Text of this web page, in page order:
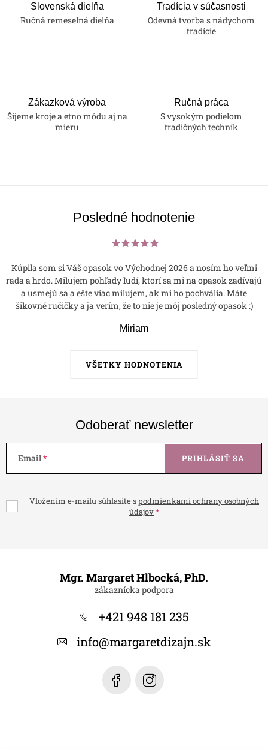
Slovenská dielňa
Ručná remeselná dielňa
Tradícia v súčasnosti
Odevná tvorba s nádychom
tradície
Zákazková výroba
Šijeme kroje a etno módu aj na
mieru
Ručná práca
S vysokým podielom
tradičných techník
Posledné hodnotenie
VŠETKY HODNOTENIA
Kúpila som si Váš opasok vo Východnej 2026 a nosím ho veľmi
rada a hrdo. Milujem pohľady ľudí, ktorí sa mi na opasok zadívajú
a usmejú sa a ešte viac milujem, ak mi ho pochvália. Máte
šikovné ručičky a ja verím, že to nie je môj posledný opasok :)
Miriam
Odoberať newsletter
Email
Vložením e-mailu súhlasíte spodmienkami ochrany osobných
údajov
PRIHLÁSIŤ SA
Mgr. Margaret Hlbocká, PhD.
+421 948 181 235
info@margaretdizajn.sk